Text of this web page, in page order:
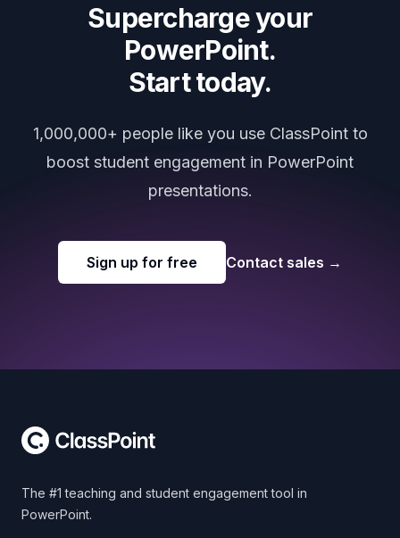
Supercharge your
PowerPoint.
Start today.
1,000,000+ people like you use ClassPoint to
boost student engagement in PowerPoint
presentations.
Sign up for free Contact sales →
The #1 teaching and student engagement tool in
PowerPoint.